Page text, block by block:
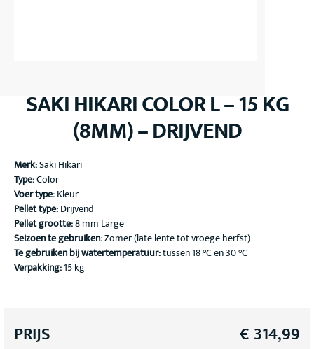
SAKI HIKARI COLOR L – 15 KG
(8MM) – DRIJVEND
Merk:Saki Hikari
Type:Color
Voer type:Kleur
Pellet type:Drijvend
Pellet grootte:8 mm Large
Seizoen te gebruiken:Zomer (late lente tot vroege herfst)
Te gebruiken bij watertemperatuur:tussen 18 °C en 30 °C
Verpakking:15 kg
PRIJS € 314,99